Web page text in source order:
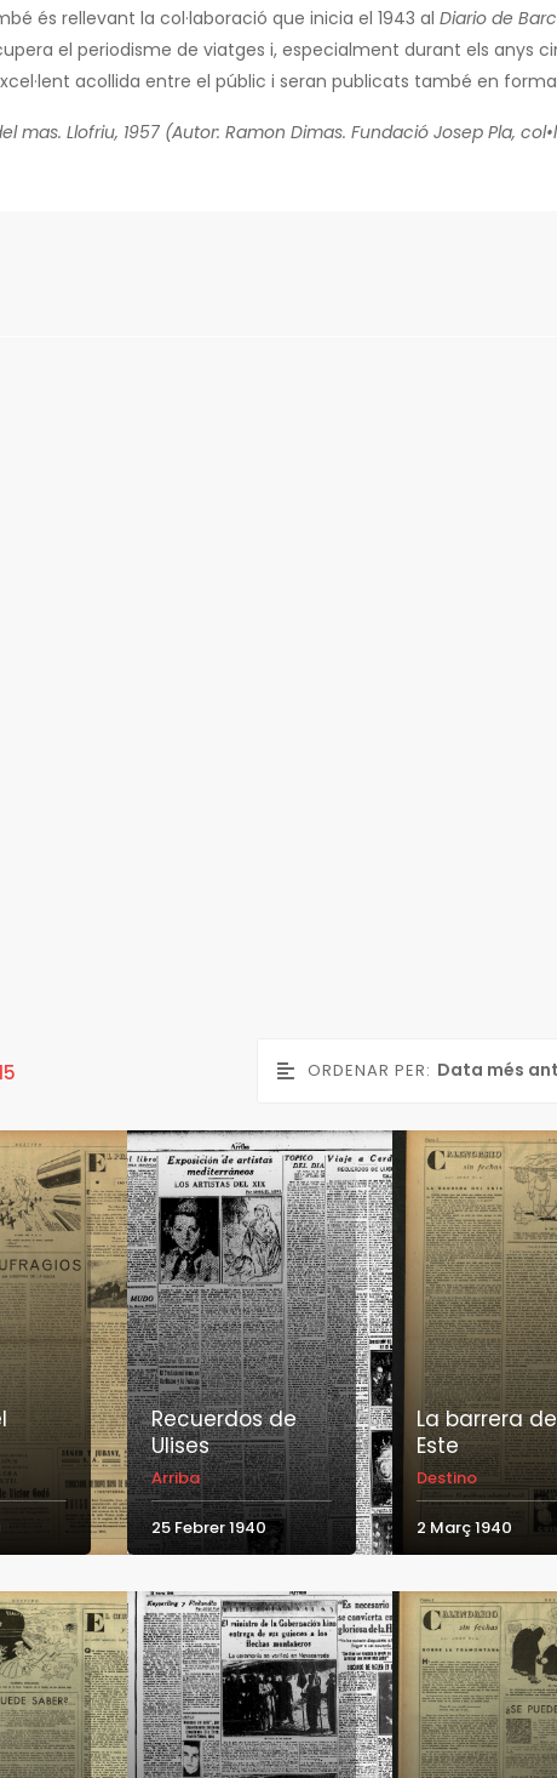
és rellevant la col·laboració que inicia el 1943 al Diario de
el periodisme de viatges i, especialment durant els anys
acollida entre el públic i seran publicats també en
mas. Llofriu, 1957 (Autor: Ramon Dimas. Fundació Josep Pla,
ORDENAR PER: Data més
Recuerdos de
Ulises
Arriba
25 Febrer 1940
La barrera
Este
Destino
2 Març 1940